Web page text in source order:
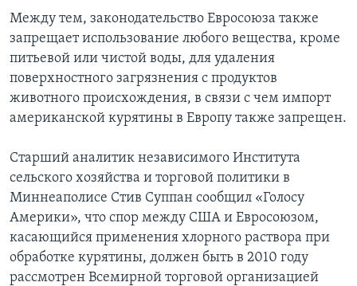
Между тем, законодательство Евросоюза также
запрещает использование любого вещества, кроме
питьевой или чистой воды, для удаления
поверхностного загрязнения с продуктов
животного происхождения, в связи с чем импорт
американской курятины в Европу также запрещен.
Старший аналитик независимого Института
сельского хозяйства и торговой политики в
Миннеаполисе Стив Суппан сообщил «Голосу
Америки», что спор между США и Евросоюзом,
касающийся применения хлорного раствора при
обработке курятины, должен быть в 2010 году
рассмотрен Всемирной торговой организацией